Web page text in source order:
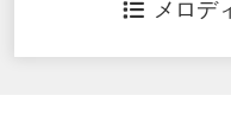
メロデ